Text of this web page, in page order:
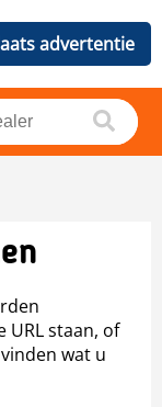
advertentie
URL staan, of
wat u